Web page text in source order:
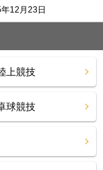
12月23日
上競技
球競技